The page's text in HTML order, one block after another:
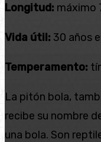
Longitud: máximo
Vida útil: 30 años
Temperamento:
La pitón bola,
recibe su nombre
una bola. Son